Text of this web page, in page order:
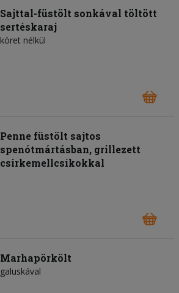
Sajttal-füstölt sonkával töltött
sertéskaraj
köret nélkül
Penne füstölt sajtos
spenótmártásban, grillezett
csirkemellcsíkokkal
Marhapörkölt
galuskával